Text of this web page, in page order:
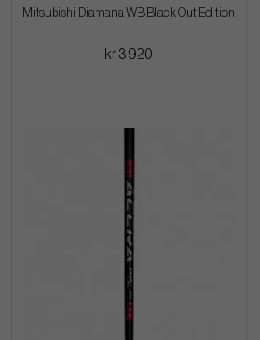
Mitsubishi Diamana WB Black Out Edition
kr 3 920